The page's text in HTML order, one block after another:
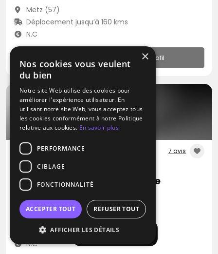
Afficher la carte
Metz (57)
Déplacement jusqu’à 160 kms
N.C
Profil
7 avis
DJ
Loïc DJ Créateur D'ambiance
Blues Métal Pop
Oron (57)
Déplacement jusqu’à 300 kms
N.C
×
Nos cookies vous veulent
du bien
Notre site Web utilise des cookies pour
améliorer l'expérience utilisateur. En
utilisant notre site Web, vous acceptez tous
les cookies conformément à notre Politique
relative aux cookies. En savoir plus
PERFORMANCE
CIBLAGE
FONCTIONNALITÉ
ACCEPTER TOUT REFUSER TOUT
AFFICHER LES DÉTAILS